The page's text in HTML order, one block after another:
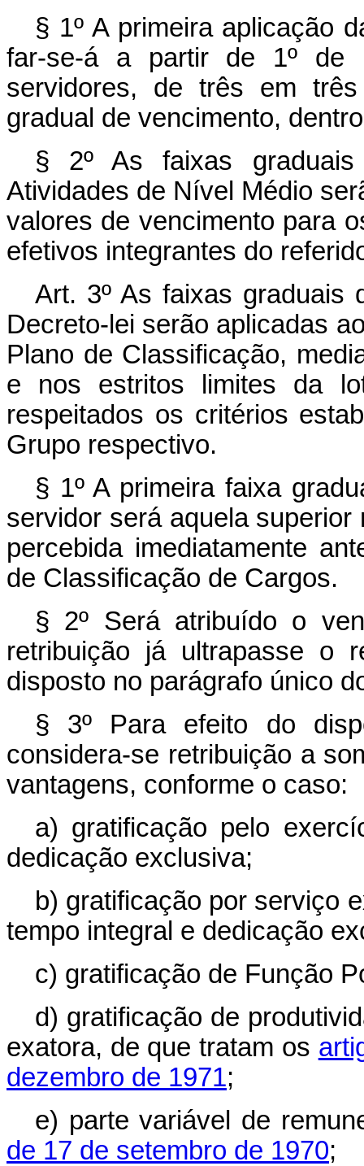
§ 1º A primeira aplicação
far-se-á a partir de 1º de
servidores, de três em
gradual de vencimento,
§ 2º As faixas graduais
Atividades de Nível Médio
valores de vencimento para
efetivos integrantes do
Art. 3º As faixas graduais
Decreto-lei serão aplicadas
Plano de Classificação,
e nos estritos limites da
respeitados os critérios
Grupo respectivo.
§ 1º A primeira faixa
servidor será aquela
percebida imediatamente
de Classificação de Cargos.
§ 2º Será atribuído o
retribuição já ultrapasse o
disposto no parágrafo único
§ 3º Para efeito do
considera-se retribuição a
vantagens, conforme o caso:
a) gratificação pelo
dedicação exclusiva;
b) gratificação por serviço
tempo integral e dedicação
c) gratificação de Função
d) gratificação de
exatora, de que tratam os
dezembro de 1971;
e) parte variável de
de 17 de setembro de 1970;